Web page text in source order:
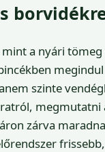
a nyári
szinte
zárva